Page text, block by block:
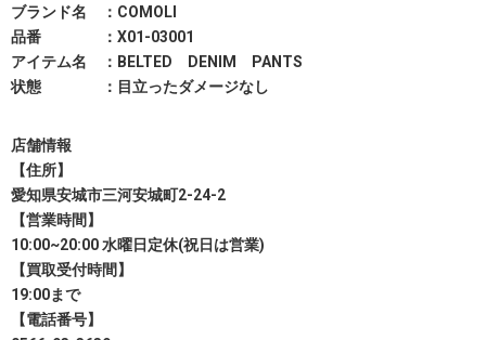
ブランド名 ：COMOLI
品番 ：X01-03001
アイテム名 ：BELTED DENIM PANTS
状態 ：目立ったダメージなし
店舗情報
【住所】
愛知県安城市三河安城町2-24-2
【営業時間】
10:00~20:00 水曜日定休(祝日は営業)
【買取受付時間】
19:00まで
【電話番号】